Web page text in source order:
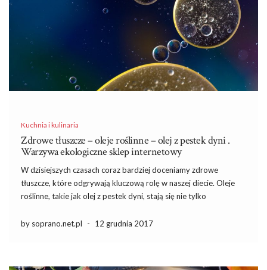
Kuchnia i kulinaria
Zdrowe tłuszcze – oleje roślinne – olej z pestek dyni .
Warzywa ekologiczne sklep internetowy
W dzisiejszych czasach coraz bardziej doceniamy zdrowe
tłuszcze, które odgrywają kluczową rolę w naszej diecie. Oleje
roślinne, takie jak olej z pestek dyni, stają się nie tylko
korzyści zdrowotnych. Dzięki wysokiej zawartości nienasyconych
by soprano.net.pl - 12 grudnia 2017